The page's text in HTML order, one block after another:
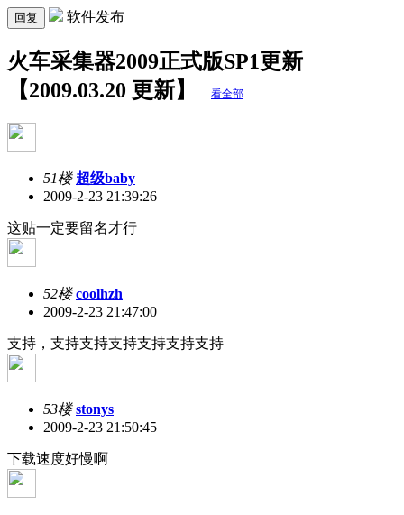
回复 软件发布
火车采集器2009正式版SP1更新
【2009.03.20 更新】
看全部
51楼 超级baby
2009-2-23 21:39:26
这贴一定要留名才行
52楼 coolhzh
2009-2-23 21:47:00
支持，支持支持支持支持支持支持
53楼 stonys
2009-2-23 21:50:45
下载速度好慢啊